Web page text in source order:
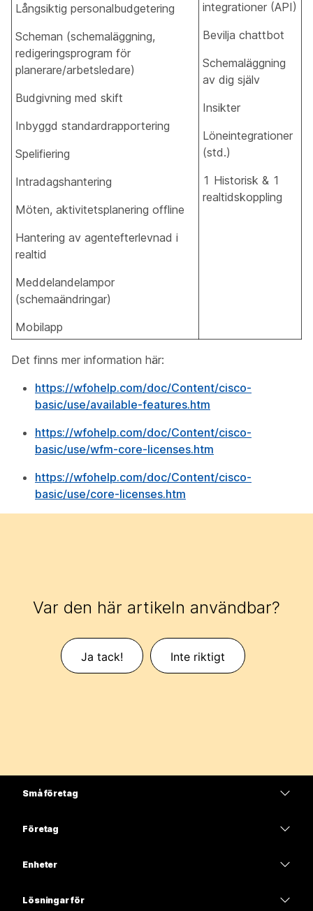
Långsiktig personalbudgetering
Scheman (schemaläggning,
redigeringsprogram för
planerare/arbetsledare)
Budgivning med skift
Inbyggd standardrapportering
Spelifiering
Intradagshantering
Möten, aktivitetsplanering offline
Hantering av agentefterlevnad i
realtid
Meddelandelampor
(schemaändringar)
Mobilapp
integrationer (API)
Bevilja chattbot
Schemaläggning
av dig själv
Insikter
Löneintegrationer
(std.)
1 Historisk & 1
realtidskoppling
Det finns mer information här:
https://wfohelp.com/doc/Content/cisco-
basic/use/available-features.htm
https://wfohelp.com/doc/Content/cisco-
basic/use/wfm-core-licenses.htm
https://wfohelp.com/doc/Content/cisco-
basic/use/core-licenses.htm
Var den här artikeln användbar?
Ja tack! Inte riktigt
Små företag
Företag
Enheter
Lösningar för